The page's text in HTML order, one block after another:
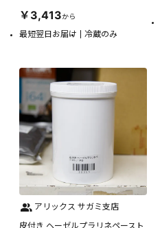
￥3,413から
最短翌日お届け 冷蔵のみ
アリックス サガミ支店
皮付き ヘーゼルプラリネペースト